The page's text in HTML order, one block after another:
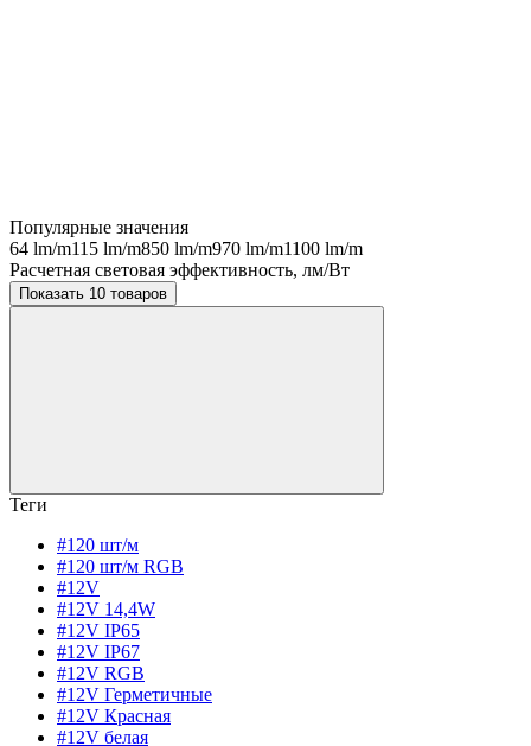
Популярные значения
64 lm/m115 lm/m850 lm/m970 lm/m1100 lm/m
Расчетная световая эффективность, лм/Вт
Показать 10 товаров
Теги
#120 шт/м
#120 шт/м RGB
#12V
#12V 14,4W
#12V IP65
#12V IP67
#12V RGB
#12V Герметичные
#12V Красная
#12V белая